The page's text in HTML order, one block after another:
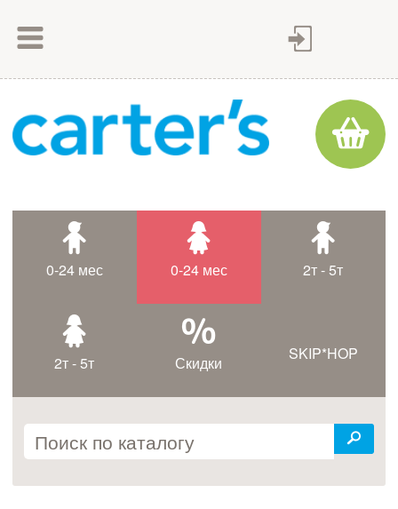
Как оплатить
Доставка товара
Контакты
0-24 мес 0-24 мес 2т - 5т
2т - 5т Скидки SKIP*HOP